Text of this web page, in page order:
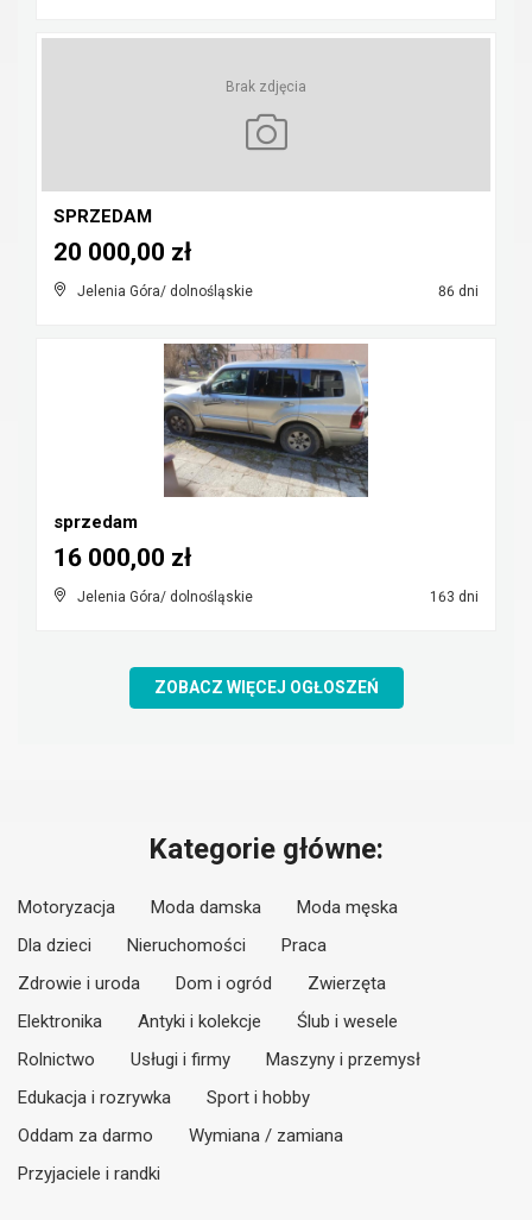
Brak zdjęcia
SPRZEDAM
Jelenia Góra/ dolnośląskie 86 dni
20 000,00 zł
sprzedam
Jelenia Góra/ dolnośląskie 163 dni
16 000,00 zł
ZOBACZ WIĘCEJ OGŁOSZEŃ
Kategorie główne:
Motoryzacja Moda damska
Moda męska
Dla dzieci
Nieruchomości
Praca
Zdrowie i uroda
Dom i ogród
Zwierzęta
Elektronika
Antyki i kolekcje
Ślub i wesele
Rolnictwo
Usługi i firmy
Maszyny i przemysł
Edukacja i rozrywka
Sport i hobby
Oddam za darmo
Wymiana / zamiana
Przyjaciele i randki